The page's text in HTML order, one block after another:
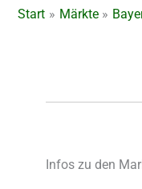
Start Märkte
Infos zu den